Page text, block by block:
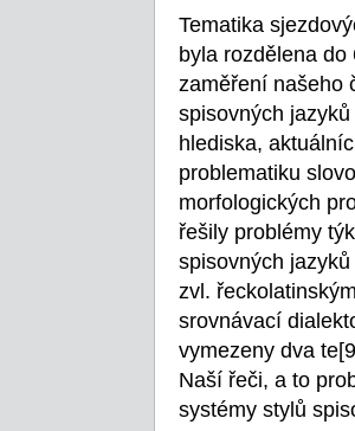
Tematika
byla rozdělena
zaměření našeho
spisovných
hlediska,
problematiku
morfologických
řešily problémy
spisovných
zvl.
srovnávací
vymezeny dva te
Naší řeči, a to
systémy stylů